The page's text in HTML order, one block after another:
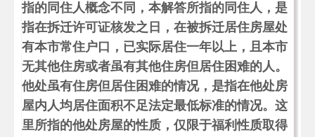
指的同住人概念不同，本解答所指的同住人，是
指在拆迁许可证核发之日，在被拆迁居住房屋处
有本市常住户口，已实际居住一年以上，且本市
无其他住房或者虽有其他住房但居住困难的人。
他处虽有住房但居住困难的情况，是指在他处房
屋内人均居住面积不足法定最低标准的情况。这
里所指的他处房屋的性质，仅限于福利性质取得